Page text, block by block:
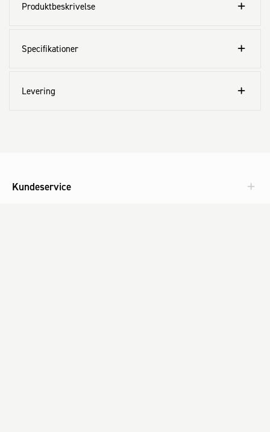
Produktbeskrivelse
Specifikationer
Levering
Kundeservice